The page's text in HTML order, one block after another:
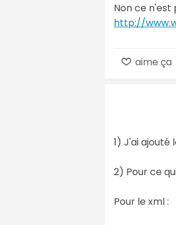
Non ce n'est
http://
aime ça
1) J'ai ajouté
2) Pour ce
Pour le xml :